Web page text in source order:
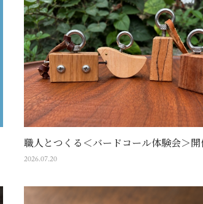
職人とつくる＜バードコール体験会＞開
2026.07.20